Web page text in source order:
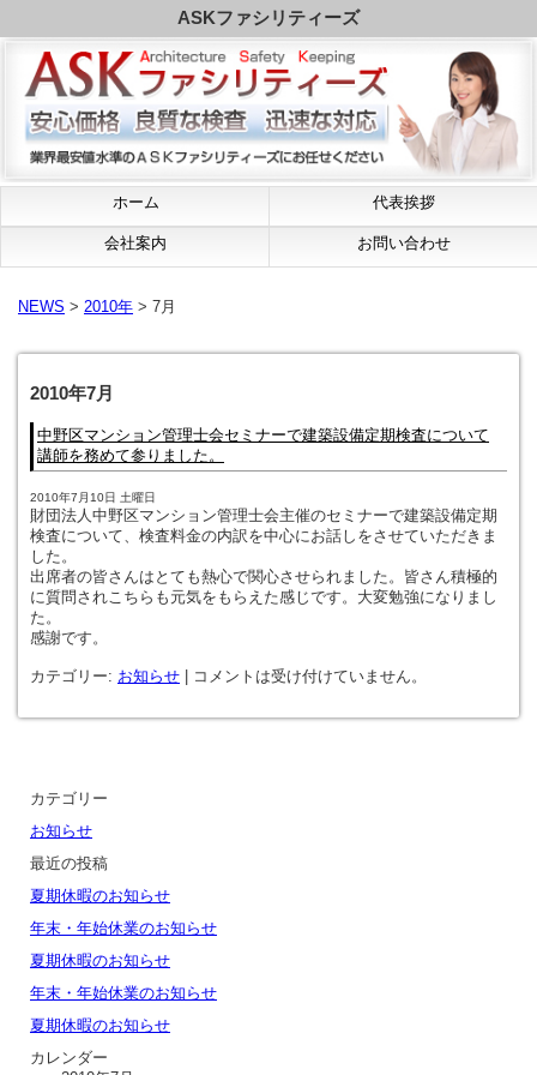
ASKファシリティーズ
ホーム 代表挨拶
会社案内 お問い合わせ
NEWS > 2010年 > 7月
2010年7月
中野区マンション管理士会セミナーで建築設備定期検査について
講師を務めて参りました。
2010年7月10日 土曜日
財団法人中野区マンション管理士会主催のセミナーで建築設備定期
検査について、検査料金の内訳を中心にお話しをさせていただきま
した。
出席者の皆さんはとても熱心で関心させられました。皆さん積極的
に質問されこちらも元気をもらえた感じです。大変勉強になりまし
た。
感謝です。
カテゴリー: お知らせ | コメントは受け付けていません。
カテゴリー
お知らせ
最近の投稿
夏期休暇のお知らせ
年末・年始休業のお知らせ
夏期休暇のお知らせ
年末・年始休業のお知らせ
夏期休暇のお知らせ
カレンダー